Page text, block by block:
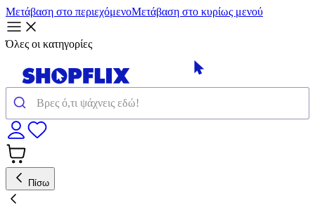
Μετάβαση στο περιεχόμενοΜετάβαση στο κυρίως μενού
Όλες οι κατηγορίες
Πίσω